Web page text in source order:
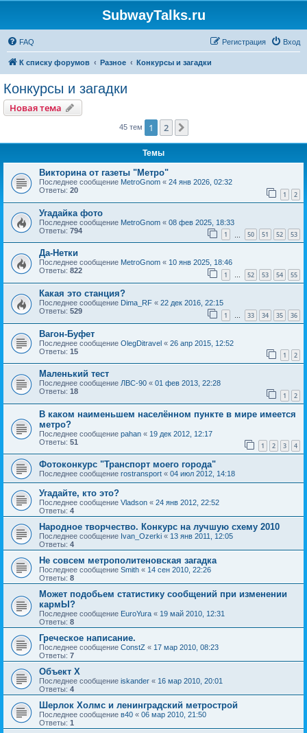
SubwayTalks.ru
FAQ Вход
Регистрация
К списку форумов Разное Конкурсы и загадки
Конкурсы и загадки
Новая тема
45 тем 1 2
Темы
Викторина от газеты "Метро"
Последнее сообщение MetroGnom « 24 янв 2026, 02:32
Ответы: 20 1 2
Угадайка фото
Последнее сообщение MetroGnom « 08 фев 2025, 18:33
Ответы: 794 1 50 51 52 53
Да-Нетки
Последнее сообщение MetroGnom « 10 янв 2025, 18:46
Ответы: 822 1 … 52 53 54 55
Какая это станция?
Последнее сообщение Dima_RF « 22 дек 2016, 22:15
Ответы: 529 1 … 33 34 35 36
Вагон-Буфет
Последнее сообщение OlegDitravel « 26 апр 2015, 12:52
Ответы: 15 1 2
Маленький тест
Последнее сообщение ЛВС-90 « 01 фев 2013, 22:28
Ответы: 18 1 2
В каком наименьшем населённом пункте в мире имеется
метро?
Последнее сообщение pahan « 19 дек 2012, 12:17
Ответы: 51 1 2 3 4
Фотоконкурс "Транспорт моего города"
Последнее сообщение rostransport « 04 июл 2012, 14:18
Угадайте, кто это?
Последнее сообщение Vladson « 24 янв 2012, 22:52
Ответы: 4
Народное творчество. Конкурс на лучшую схему 2010
Последнее сообщение Ivan_Ozerki « 13 янв 2011, 12:05
Ответы: 4
Не совсем метрополитеновская загадка
Последнее сообщение Smith « 14 сен 2010, 22:26
Ответы: 8
Может подобьем статистику сообщений при изменении
кармЫ?
Последнее сообщение EuroYura « 19 май 2010, 12:31
Ответы: 8
Греческое написание.
Последнее сообщение ConstZ « 17 мар 2010, 08:23
Ответы: 7
Объект Х
Последнее сообщение iskander « 16 мар 2010, 20:01
Ответы: 4
Шерлок Холмс и ленинградский метрострой
Последнее сообщение в40 « 06 мар 2010, 21:50
Ответы: 1